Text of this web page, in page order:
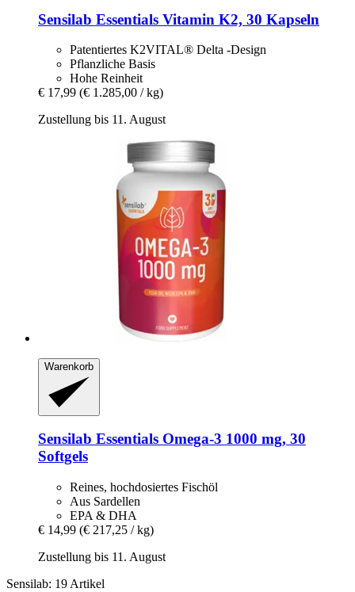
Sensilab Essentials Vitamin K2, 30 Kapseln
Patentiertes K2VITAL® Delta -Design
Pflanzliche Basis
Hohe Reinheit
€ 17,99 (€ 1.285,00 / kg)
Zustellung bis 11. August
Warenkorb
Sensilab Essentials Omega-​3 1000 mg, 30
Softgels
Reines, hochdosiertes Fischöl
Aus Sardellen
EPA & DHA
€ 14,99 (€ 217,25 / kg)
Zustellung bis 11. August
Sensilab: 19 Artikel